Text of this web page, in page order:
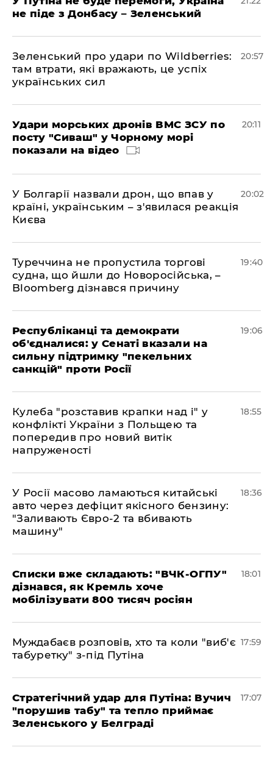
не піде з Донбасу – Зеленський
Зеленський про удари по Wildberries:
там втрати, які вражають, це успіх
українських сил
20:57
Удари морських дронів ВМС ЗСУ по
посту "Сиваш" у Чорному морі
показали на відео
20:11
У Болгарії назвали дрон, що впав у
країні, українським – з'явилася реакція
Києва
20:02
Туреччина не пропустила торгові
судна, що йшли до Новоросійська, –
Bloomberg дізнався причину
19:40
Республіканці та демократи
об'єдналися: у Сенаті вказали на
сильну підтримку "пекельних
санкцій" проти Росії
19:06
Кулеба "розставив крапки над і" у
конфлікті України з Польщею та
попередив про новий витік
напруженості
18:55
У Росії масово ламаються китайські
авто через дефіцит якісного бензину:
"Заливають Євро-2 та вбивають
машину"
18:36
Списки вже складають: "ВЧК-ОГПУ"
дізнався, як Кремль хоче
мобілізувати 800 тисяч росіян
18:01
Муждабаєв розповів, хто та коли "виб'є
табуретку" з-під Путіна
17:59
Стратегічний удар для Путіна: Вучич
"порушив табу" та тепло приймає
Зеленського у Белграді
17:07